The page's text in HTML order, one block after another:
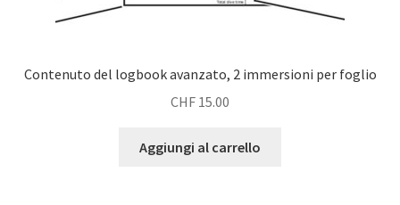
Contenuto del logbook avanzato, 2 immersioni per foglio
CHF 15.00
Aggiungi al carrello